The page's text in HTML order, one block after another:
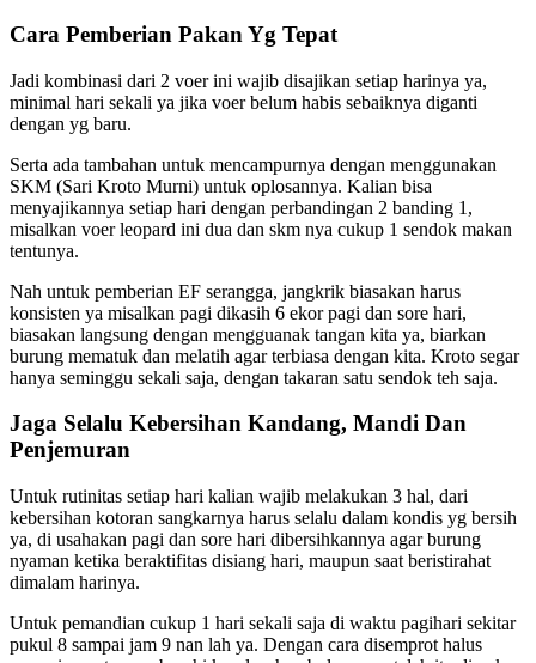
Cara Pemberian Pakan Yg Tepat
Jadi kombinasi dari 2 voer ini wajib disajikan setiap harinya ya,
minimal hari sekali ya jika voer belum habis sebaiknya diganti
dengan yg baru.
Serta ada tambahan untuk mencampurnya dengan menggunakan
SKM (Sari Kroto Murni) untuk oplosannya. Kalian bisa
menyajikannya setiap hari dengan perbandingan 2 banding 1,
misalkan voer leopard ini dua dan skm nya cukup 1 sendok makan
tentunya.
Nah untuk pemberian EF serangga, jangkrik biasakan harus
konsisten ya misalkan pagi dikasih 6 ekor pagi dan sore hari,
biasakan langsung dengan mengguanak tangan kita ya, biarkan
burung mematuk dan melatih agar terbiasa dengan kita. Kroto segar
hanya seminggu sekali saja, dengan takaran satu sendok teh saja.
Jaga Selalu Kebersihan Kandang, Mandi Dan
Penjemuran
Untuk rutinitas setiap hari kalian wajib melakukan 3 hal, dari
kebersihan kotoran sangkarnya harus selalu dalam kondis yg bersih
ya, di usahakan pagi dan sore hari dibersihkannya agar burung
nyaman ketika beraktifitas disiang hari, maupun saat beristirahat
dimalam harinya.
Untuk pemandian cukup 1 hari sekali saja di waktu pagihari sekitar
pukul 8 sampai jam 9 nan lah ya. Dengan cara disemprot halus